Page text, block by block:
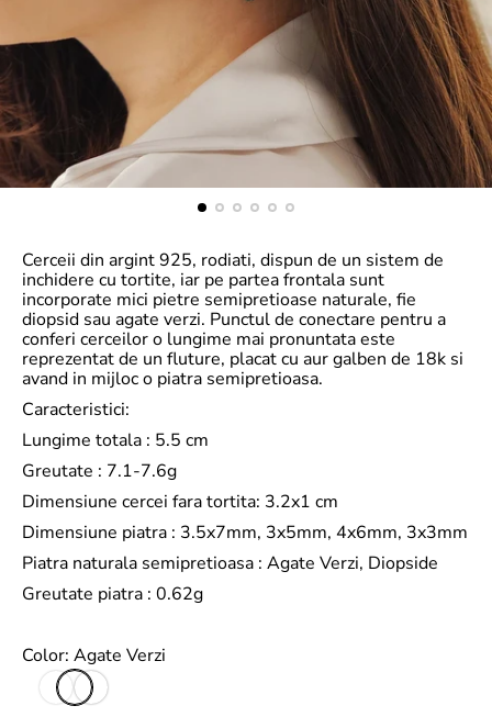
Cerceii din argint 925, rodiati, dispun de un sistem de
inchidere cu tortite, iar pe partea frontala sunt
incorporate mici pietre semipretioase naturale, fie
diopsid sau agate verzi. Punctul de conectare pentru a
conferi cerceilor o lungime mai pronuntata este
reprezentat de un fluture, placat cu aur galben de 18k si
avand in mijloc o piatra semipretioasa.
Caracteristici:
Lungime totala : 5.5 cm
Greutate : 7.1-7.6g
Dimensiune cercei fara tortita: 3.2x1 cm
Dimensiune piatra : 3.5x7mm, 3x5mm, 4x6mm, 3x3mm
Piatra naturala semipretioasa : Agate Verzi, Diopside
Greutate piatra : 0.62g
Color: Agate Verzi
D
A
g